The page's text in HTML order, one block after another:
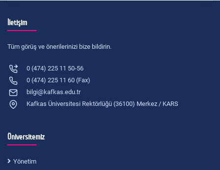
İletişim
Tüm görüş ve önerilerinizi bize bildirin.
0 (474) 225 11 50-56
0 (474) 225 11 60 (Fax)
bilgi@kafkas.edu.tr
Kafkas Üniversitesi Rektörlüğü (36100) Merkez / KARS
Üniversitemiz
Yönetim